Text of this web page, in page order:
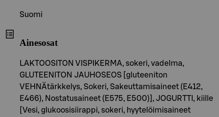
Suomi
Ainesosat
LAKTOOSITON VISPIKERMA, sokeri, vadelma,
GLUTEENITON JAUHOSEOS [gluteeniton
VEHNÄtärkkelys, Sokeri, Sakeuttamisaineet (E412,
E466), Nostatusaineet (E575, E500)], JOGURTTI, kiille
[Vesi, glukoosisiirappi, sokeri, hyytelöimisaineet